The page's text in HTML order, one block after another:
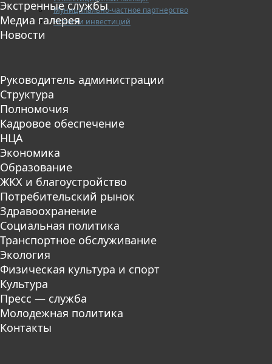
Муниципально-частное партнерство
Новости инвестиций
Экстренные службы
Медиа галерея
Новости
Руководитель администрации
Структура
Полномочия
Кадровое обеспечение
НЦА
Экономика
Образование
ЖКХ и благоустройство
Потребительский рынок
Здравоохранение
Социальная политика
Транспортное обслуживание
Экология
Физическая культура и спорт
Культура
Пресс — служба
Молодежная политика
Контакты